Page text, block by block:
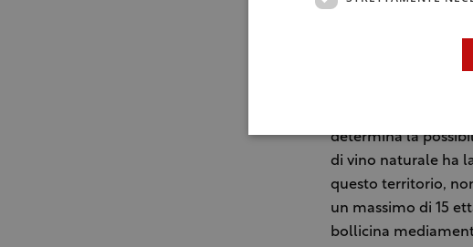
con le stesse
determina la
di vino naturale ha
questo territorio,
un massimo di 15
bollicina